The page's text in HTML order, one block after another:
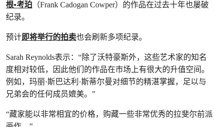
根•考珀 （Frank Cadogan Cowper）的作品在过去十年也屡破
纪录。
预计即将举行的拍卖也会刷新多项纪录。
Sarah Reynolds表示：“除了沃特豪斯外，这些艺术家的知名
度相对较低，因此他们的作品在市场上有很大的升值空间。
例如，玛丽·斯巴达利·斯蒂尔曼对细节的精湛掌握，足以与
兄弟会的任何成员媲美。”
“藏家能以非常相宜的价格，购藏一些非常优秀的拉斐尔前派